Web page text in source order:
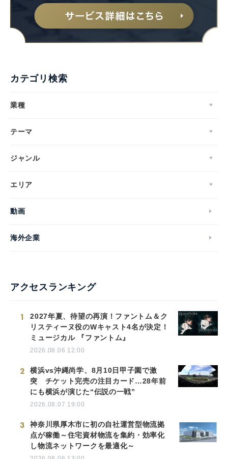
カテゴリ検索
業種
テーマ
ジャンル
エリア
動画
海外企業
アクセスランキング
1
2027年夏、待望の再演！ファントム＆ク
リスティーヌ役のWキャスト4名が決定！
ミュージカル 『ファントム』
2026.08.06 12:00
2
横浜vs沖縄尚学、8月10日甲子園で激
突 チケット完売の注目カード…28年前
にも横浜が演じた“伝説の一戦”
2026.08.07 19:00
3
神奈川県厚木市に初の自社運営型物流拠
点が稼働～住宅資材物流を集約・効率化
し物流ネットワークを最適化～